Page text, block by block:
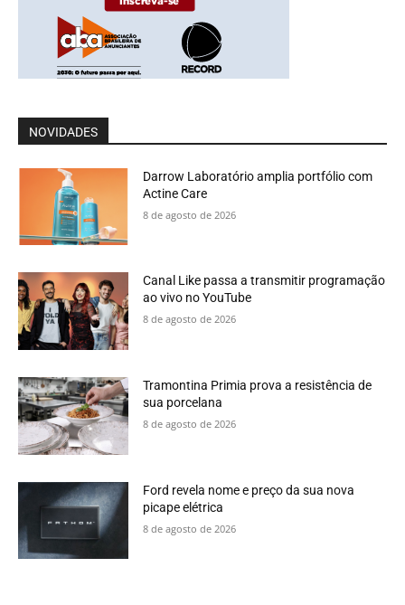
NOVIDADES
Darrow Laboratório amplia portfólio com
Actine Care
8 de agosto de 2026
Canal Like passa a transmitir programação
ao vivo no YouTube
8 de agosto de 2026
Tramontina Primia prova a resistência de
sua porcelana
8 de agosto de 2026
Ford revela nome e preço da sua nova
picape elétrica
8 de agosto de 2026